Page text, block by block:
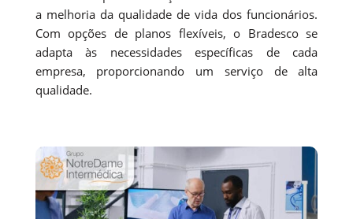
a melhoria da qualidade de vida dos funcionários.
Com opções de planos flexíveis, o Bradesco se
adapta às necessidades específicas de cada
empresa, proporcionando um serviço de alta
qualidade.